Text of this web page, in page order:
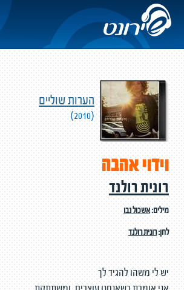
הערות שוליים
(2010)
וידוי אהבה
רונית רולנד
מילים:אשכול נבו
לחן:רונית רולנד
יש לי משהו להגיד לך